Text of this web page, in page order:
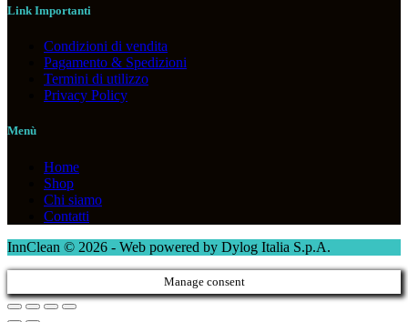
Link Importanti
Condizioni di vendita
Pagamento & Spedizioni
Termini di utilizzo
Privacy Policy
Menù
Home
Shop
Chi siamo
Contatti
InnClean © 2026 - Web powered by Dylog Italia S.p.A.
Manage consent